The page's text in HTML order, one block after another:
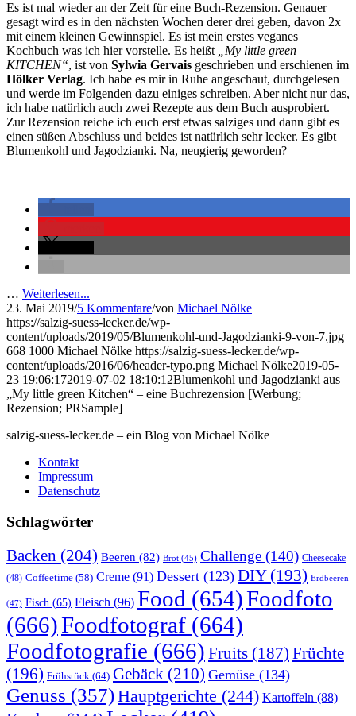
Es ist mal wieder an der Zeit für eine Buch-Rezension. Genauer
gesagt wird es in den nächsten Wochen derer drei geben, davon 2x
mit einem kleinen Gewinnspiel. Es ist mein erstes veganes
Kochbuch was ich hier vorstelle. Es heißt
„My little green
KITCHEN“, ist von Sylwia Gervais geschrieben und erschienen im
Hölker Verlag. Ich habe es mir in Ruhe angeschaut, durchgelesen
und werde im Folgenden dazu einiges schreiben. Aber nicht nur das,
ich habe natürlich auch zwei Rezepte aus dem Buch ausprobiert.
Zur Rezension reiche ich euch erst etwas salziges und dann gibt es
einen süßen Abschluss und beides ist natürlich sehr lecker. Es gibt
Blumenkohl und Jagodzianki. Na, neugierig geworden?
… Weiterlesen...
23. Mai 2019/5 Kommentare/von Michael Nölke
https://salzig-suess-lecker.de/wp-
content/uploads/2019/05/Blumenkohl-und-Jagodzianki-9-von-7.jpg
668 1000 Michael Nölke https://salzig-suess-lecker.de/wp-
content/uploads/2016/06/header-typo.png Michael Nölke2019-05-
23 19:06:172019-07-02 18:10:12Blumenkohl und Jagodzianki aus
„My little green Kitchen“ – eine Buchrezension [Werbung;
Rezension; PRSample]
salzig-suess-lecker.de – ein Blog von Michael Nölke
Kontakt
Impressum
Datenschutz
Schlagwörter
Backen (204) Beeren (82) Brot (45) Challenge (140) Cheesecake
(48) Coffeetime (58) Creme (91) Dessert (123) DIY(193) Erdbeeren
(47) Fisch (65) Fleisch (96) Food (654)Foodfoto
(666)Foodfotograf (664)
Foodfotografie (666) Fruits (187) Früchte
(196) Frühstück (64) Gebäck (210) Gemüse (134)
Genuss (357)Hauptgerichte (244) Kartoffeln (88)